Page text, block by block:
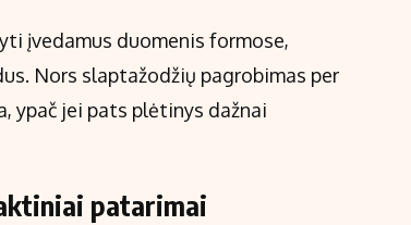
įvedamus duomenis formose,
Nors slaptažodžių pagrobimas per
ypač jei pats plėtinys dažnai
patarimai